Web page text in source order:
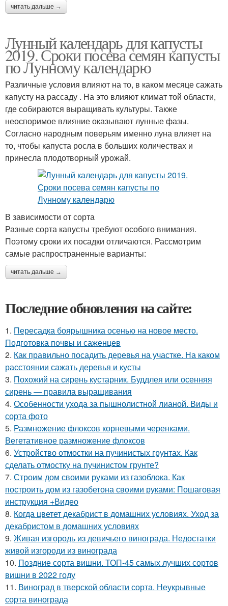
читать дальше →
Лунный календарь для капусты
2019. Сроки посева семян капусты
по Лунному календарю
Различные условия влияют на то, в каком месяце сажать
капусту на рассаду . На это влияют климат той области,
где собираются выращивать культуры. Также
неоспоримое влияние оказывают лунные фазы.
Согласно народным поверьям именно луна влияет на
то, чтобы капуста росла в больших количествах и
принесла плодотворный урожай.
В зависимости от сорта
Разные сорта капусты требуют особого внимания.
Поэтому сроки их посадки отличаются. Рассмотрим
самые распространенные варианты:
читать дальше →
Последние обновления на сайте:
1. Пересадка боярышника осенью на новое место.
Подготовка почвы и саженцев
2. Как правильно посадить деревья на участке. На каком
расстоянии сажать деревья и кусты
3. Похожий на сирень кустарник. Буддлея или осенняя
сирень — правила выращивания
4. Особенности ухода за пышнолистной лианой. Виды и
сорта фото
5. Размножение флоксов корневыми черенками.
Вегетативное размножение флоксов
6. Устройство отмостки на пучинистых грунтах. Как
сделать отмостку на пучинистом грунте?
7. Строим дом своими руками из газоблока. Как
построить дом из газобетона своими руками: Пошаговая
инструкция +Видео
8. Когда цветет декабрист в домашних условиях. Уход за
декабристом в домашних условиях
9. Живая изгородь из девичьего винограда. Недостатки
живой изгороди из винограда
10. Поздние сорта вишни. ТОП-45 самых лучших сортов
вишни в 2022 году
11. Виноград в тверской области сорта. Неукрывные
сорта винограда